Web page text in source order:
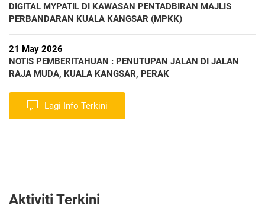
DIGITAL MYPATIL DI KAWASAN PENTADBIRAN MAJLIS
PERBANDARAN KUALA KANGSAR (MPKK)
21 May 2026
NOTIS PEMBERITAHUAN : PENUTUPAN JALAN DI JALAN
RAJA MUDA, KUALA KANGSAR, PERAK
Lagi Info Terkini
Aktiviti Terkini